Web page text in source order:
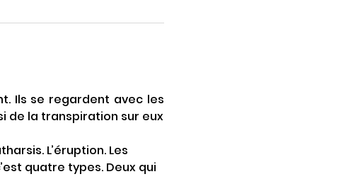
Ils se regardent avec les
de la transpiration sur eux
L’éruption. Les
quatre types. Deux qui